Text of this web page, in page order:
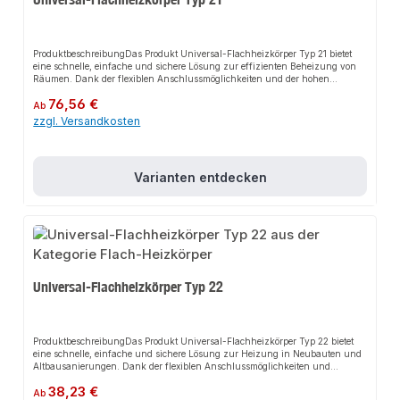
ProduktbeschreibungDas Produkt Universal-Flachheizkörper Typ 21 bietet
eine schnelle, einfache und sichere Lösung zur effizienten Beheizung von
Räumen. Dank der flexiblen Anschlussmöglichkeiten und der hohen
flexibel an verschiedene Installationsanforderungen an. Das robuste Design
und die einfache Montage machen dieses Produkt zu einer zuverlässigen
Wahl für jede Heizungsinstallation.EigenschaftenGeeignet für Neubau und
Hochtemperaturbereich 75/65/20Moderne Optik und pflegeleichter
HeizsystemeProduktdatenMaterial: Hochwertiger StahlMarke: 0In unserem
Sortiment finden Sie auch passende Zubehörteile sowie weitere Produkte für
den Anschluss.
Regulärer Preis:
Ab 76,56 €
zzgl. Versandkosten
Varianten entdecken
Universal-Flachheizkörper Typ 22
ProduktbeschreibungDas Produkt Universal-Flachheizkörper Typ 22 bietet
eine schnelle, einfache und sichere Lösung zur Heizung in Neubauten und
Altbausanierungen. Dank der flexiblen Anschlussmöglichkeiten und
verschiedene Installationsumgebungen an. Das robuste Design und die
Regulärer Preis:
Ab38,23 €